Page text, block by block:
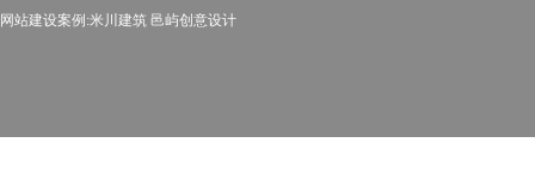
网站建设案例:米川建筑 邑屿创意设计